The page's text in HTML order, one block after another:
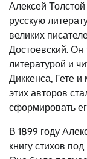
Алексей Толстой
русскую
великих
Достоевский. Он
литературой и
Диккенса, Гете и
этих авторов
сформировать
В 1899 году
книгу стихов